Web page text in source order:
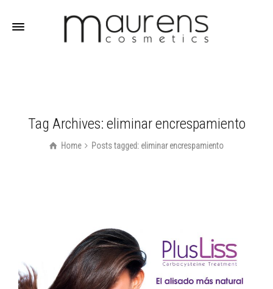
Tag Archives: eliminar encrespamiento
Home Posts tagged: eliminar encrespamiento